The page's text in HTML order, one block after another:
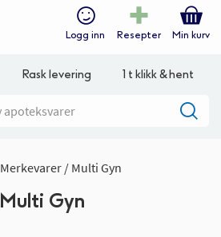
Logg inn Resepter Min kurv
Rask levering 1 t klikk & hent
Merkevarer Multi Gyn
Multi Gyn